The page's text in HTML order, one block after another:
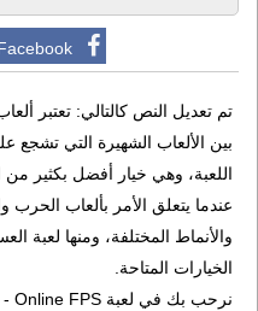
تم تعديل النص كالتالي: تعتبر
بين الألعاب الشهيرة التي تشجع
اللعبة، وهي خيار أفضل بكثير من
عندما يتعلق الأمر بألعاب الحرب
والأنماط المختلفة، ومنها لعبة
الخيارات المتاحة.